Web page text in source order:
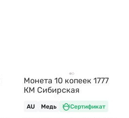
Монета 10 копеек 1777
КМ Сибирская
AU Медь Сертификат